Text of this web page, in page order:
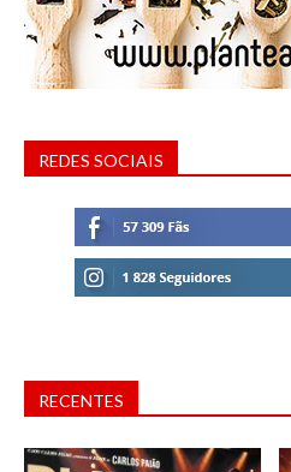
REDES SOCIAIS
RECENTES